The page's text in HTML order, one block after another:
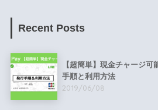
Recent Posts
【超簡単】現金チャージ
手順と利用方法
2019/06/08